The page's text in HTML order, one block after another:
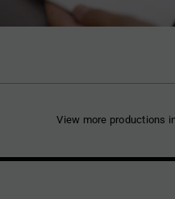
View more productions